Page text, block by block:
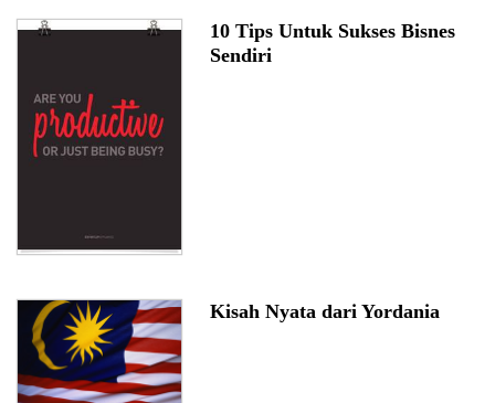
10 Tips Untuk Sukses Bisnes
Sendiri
Kisah Nyata dari Yordania